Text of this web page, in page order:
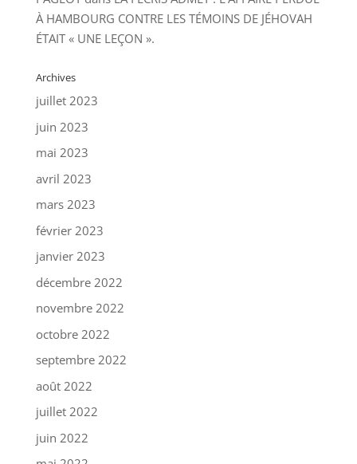
À HAMBOURG CONTRE LES TÉMOINS DE JÉHOVAH
ÉTAIT « UNE LEÇON ».
Archives
juillet 2023
juin 2023
mai 2023
avril 2023
mars 2023
février 2023
janvier 2023
décembre 2022
novembre 2022
octobre 2022
septembre 2022
août 2022
juillet 2022
juin 2022